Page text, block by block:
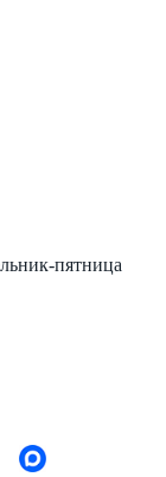
пятница